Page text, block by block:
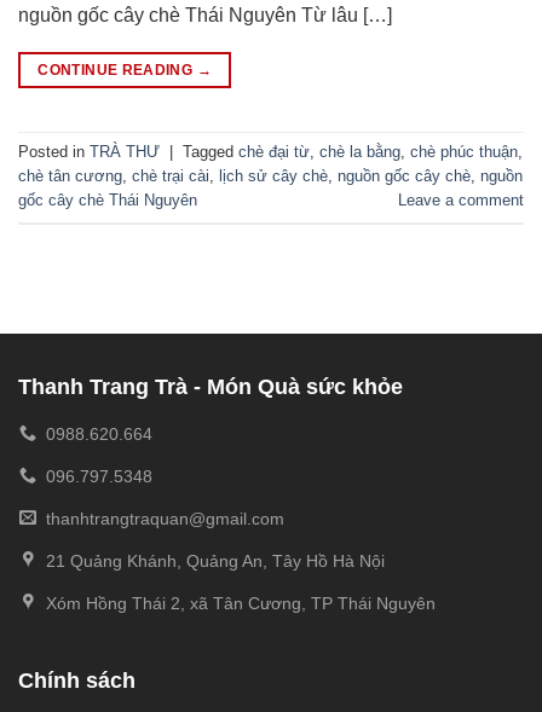
nguồn gốc cây chè Thái Nguyên Từ lâu […]
CONTINUE READING →
Posted in TRÀ THƯ Tagged chè đại từ chè la bằng chè phúc thuận
chè tân cương chè trại cài lịch sử cây chè nguồn gốc cây chè nguồn
gốc cây chè Thái Nguyên
Leave a comment
Thanh Trang Trà - Món Quà sức khỏe
0988.620.664
096.797.5348
thanhtrangtraquan@gmail.com
21 Quảng Khánh, Quảng An, Tây Hồ Hà Nội
Xóm Hồng Thái 2, xã Tân Cương, TP Thái Nguyên
Chính sách